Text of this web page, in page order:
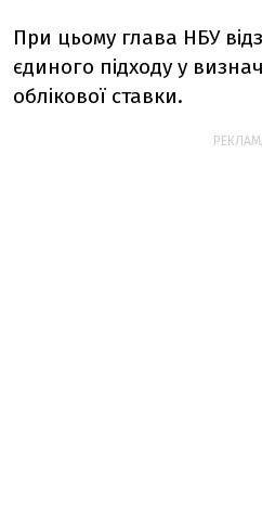
При цьому глава НБУ
єдиного підходу у
облікової ставки.